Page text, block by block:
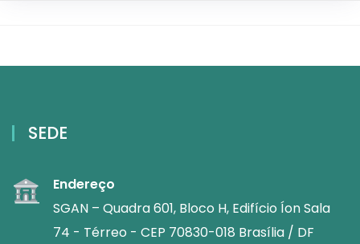
SEDE
Endereço
SGAN – Quadra 601, Bloco H, Edifício Íon Sala
74 - Térreo - CEP 70830-018 Brasília / DF